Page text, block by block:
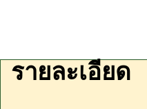
รายละเอียด